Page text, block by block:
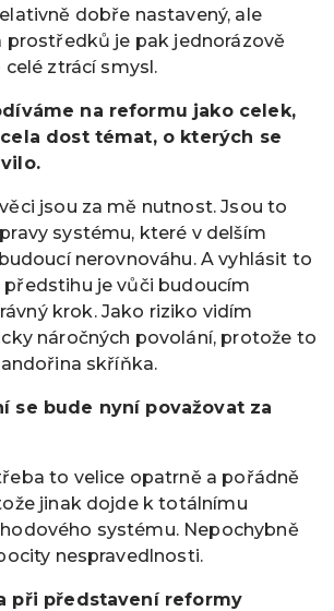
dobře nastavený, ale
prostředků je pak jednorázově
ztrácí smysl.
na reformu jako celek,
dost témat, o kterých se
jsou za mě nutnost. Jsou to
systému, které v delším
nerovnováhu. A vyhlásit to
je vůči budoucím
krok. Jako riziko vidím
náročných povolání, protože to
skříňka.
se bude nyní považovat za
to velice opatrně a pořádně
jinak dojde k totálnímu
systému. Nepochybně
nespravedlnosti.
při představení reformy